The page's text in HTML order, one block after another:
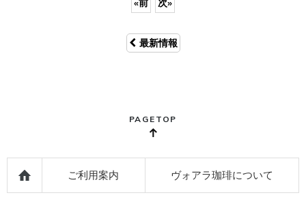
«前 次»
最新情報
PAGETOP
ご利用案内 ヴォアラ珈琲について